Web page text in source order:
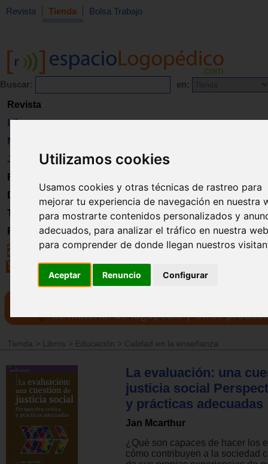
Utilizamos cookies
Usamos cookies y otras técnicas de rastreo para
mejorar tu experiencia de navegación en nuestra
para mostrarte contenidos personalizados y
adecuados, para analizar el tráfico en nuestra
para comprender de donde llegan nuestros
Aceptar Renuncio Configurar
Revista Tienda Bolsa Trabajo
Buscar: en:
Revista
Libros
Material
Juguetes
Formación
Directorio
Trabajo
Registro
Tienda > Libros > Educación > Calidad en la enseñanza
La evaluación: una
justicia social
y prácticas adecuadas
Jan Mcarthur
¿Qué son capaces de hacer los
cómo contribuyen a la sociedad